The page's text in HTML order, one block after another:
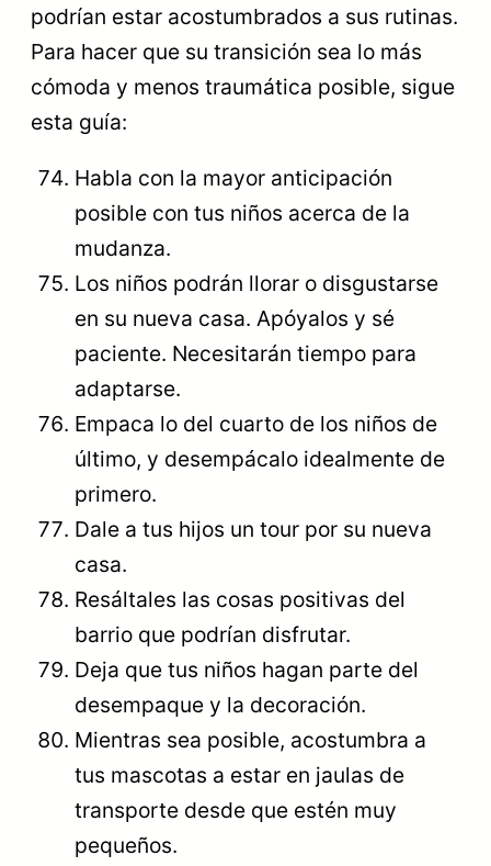
podrían estar acostumbrados a sus rutinas.
Para hacer que su transición sea lo más
cómoda y menos traumática posible, sigue
esta guía:
Habla con la mayor anticipación
posible con tus niños acerca de la
mudanza.
Los niños podrán llorar o disgustarse
en su nueva casa. Apóyalos y sé
paciente. Necesitarán tiempo para
adaptarse.
Empaca lo del cuarto de los niños de
último, y desempácalo idealmente de
primero.
Dale a tus hijos un tour por su nueva
casa.
Resáltales las cosas positivas del
barrio que podrían disfrutar.
Deja que tus niños hagan parte del
desempaque y la decoración.
Mientras sea posible, acostumbra a
tus mascotas a estar en jaulas de
transporte desde que estén muy
pequeños.